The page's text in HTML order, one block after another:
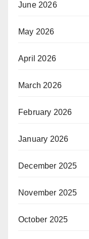
June 2026
May 2026
April 2026
March 2026
February 2026
January 2026
December 2025
November 2025
October 2025